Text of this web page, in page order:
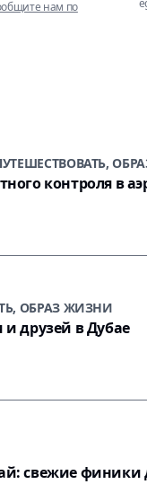
нам по
контроля в
ОБРАЗ ЖИЗНИ
друзей в Дубае
свежие финики